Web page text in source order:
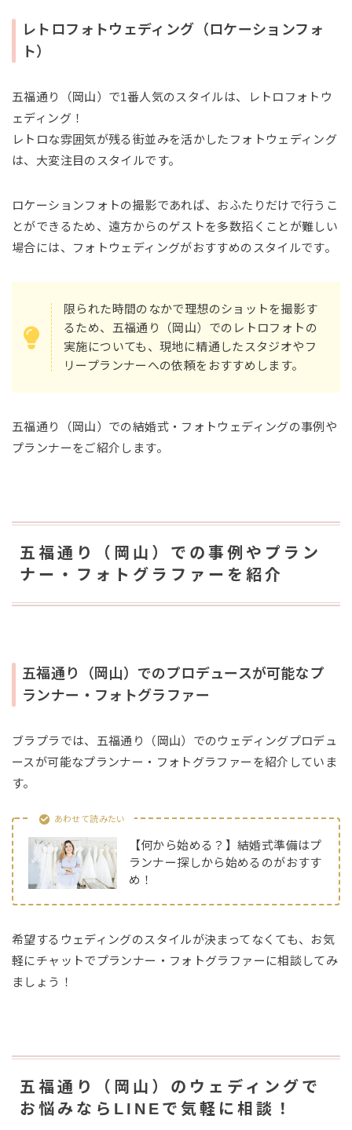
レトロフォトウェディング（ロケーションフォ
ト）
五福通り（岡山）で1番人気のスタイルは、レトロフォトウ
ェディング！
レトロな雰囲気が残る街並みを活かしたフォトウェディング
は、大変注目のスタイルです。
ロケーションフォトの撮影であれば、おふたりだけで行うこ
とができるため、遠方からのゲストを多数招くことが難しい
場合には、フォトウェディングがおすすめのスタイルです。
限られた時間のなかで理想のショットを撮影す
るため、五福通り（岡山）でのレトロフォトの
実施についても、現地に精通したスタジオやフ
リープランナーへの依頼をおすすめします。
五福通り（岡山）での結婚式・フォトウェディングの事例や
プランナーをご紹介します。
五福通り（岡山）での事例やプラン
ナー・フォトグラファーを紹介
五福通り（岡山）でのプロデュースが可能なプ
ランナー・フォトグラファー
ブラプラでは、五福通り（岡山）でのウェディングプロデュ
ースが可能なプランナー・フォトグラファーを紹介していま
す。
あわせて読みたい
【何から始める？】結婚式準備はプ
ランナー探しから始めるのがおすす
め！
希望するウェディングのスタイルが決まってなくても、お気
軽にチャットでプランナー・フォトグラファーに相談してみ
ましょう！
五福通り（岡山）のウェディングで
お悩みならLINEで気軽に相談！